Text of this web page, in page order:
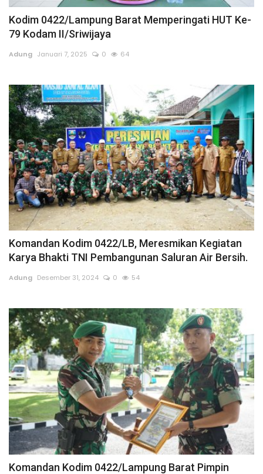
Kodim 0422/Lampung Barat Memperingati HUT Ke-
79 Kodam II/Sriwijaya
Adung Januari 7, 2025 0 64
Komandan Kodim 0422/LB, Meresmikan Kegiatan
Karya Bhakti TNI Pembangunan Saluran Air Bersih.
Adung Desember 31, 2024 0 54
Komandan Kodim 0422/Lampung Barat Pimpin